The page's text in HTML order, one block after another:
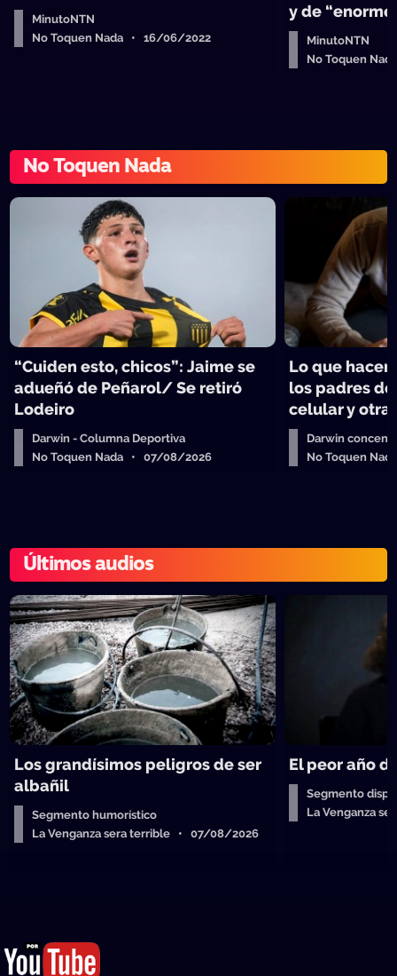
MinutoNTN
No Toquen Nada • 16/06/2022
y de
MinutoNTN
No Toquen
No Toquen Nada
“Cuiden esto, chicos”: Jaime se
adueñó de Peñarol/ Se retiró
Lodeiro
Darwin - Columna Deportiva
No Toquen Nada • 07/08/2026
Lo que
los padres
celular y
Darwin
No Toquen
Últimos audios
Los grandísimos peligros de ser
albañil
Segmento humorístico
La Venganza sera terrible • 07/08/2026
El peor año
Segmento
La Venganza